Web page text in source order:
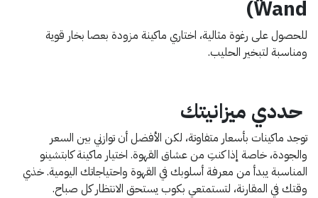
Wand)
للحصول على رغوة مثالية، اختاري ماكينة مزودة بعصا بخار قوية
ومناسبة لتبخير الحليب.
حددي ميزانيتك
توجد ماكينات بأسعار متفاوتة، لكن الأفضل أن توازني بين السعر
والجودة، خاصة إذا كنتِ من عشاق القهوة. اختيار ماكينة كابتشينو
المناسبة يبدأ من معرفة أسلوبك في القهوة واحتياجاتك اليومية. خذي
وقتك في المقارنة، لتستمتعي بكوب يستحق الانتظار كل صباح.